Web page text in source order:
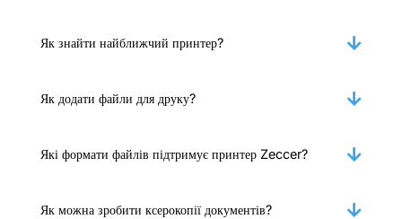
Як знайти найближчий принтер?
Як додати файли для друку?
Які формати файлів підтримує принтер Zeccer?
Як можна зробити ксерокопії документів?